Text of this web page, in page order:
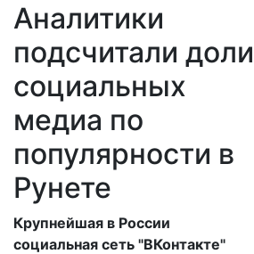
Аналитики
подсчитали доли
социальных
медиа по
популярности в
Рунете
Крупнейшая в России
социальная сеть "ВКонтакте"